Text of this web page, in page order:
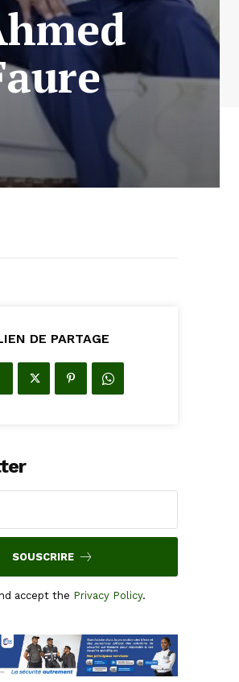
DE PARTAGE
SOUSCRIRE
accept the Privacy Policy.